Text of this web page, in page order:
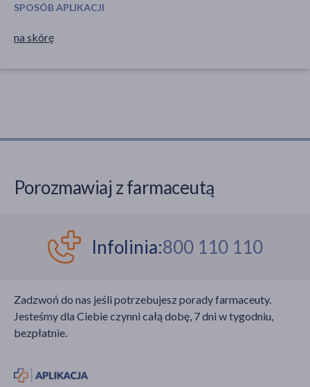
SPOSÓB APLIKACJI
na skórę
Porozmawiaj z farmaceutą
Infolinia:800 110 110
Zadzwoń do nas jeśli potrzebujesz porady farmaceuty.
Jesteśmy dla Ciebie czynni całą dobę, 7 dni w tygodniu,
bezpłatnie.